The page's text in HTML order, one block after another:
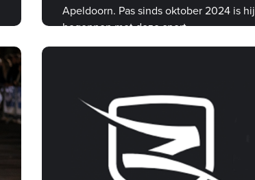
Apeldoorn. Pas sinds oktober 2024 is hij
begonnen met deze sport